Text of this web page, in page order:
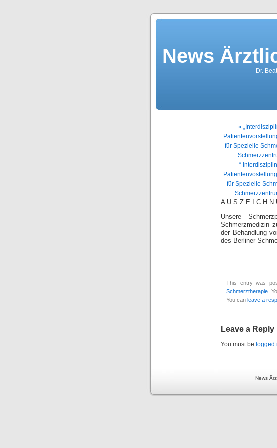
News
Dr.
«
für Spezielle
“
für Spezielle
A U S Z E I C H N
Unsere
Schmerzmedizin
der Behandlung
des Berliner
This entry was
Schmerztherapie .
You can leave a
Leave a Reply
You must be logged
News